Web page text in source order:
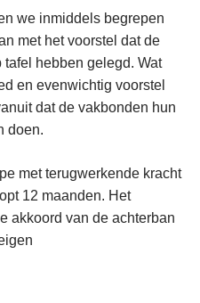
we inmiddels begrepen
met het voorstel dat de
hebben gelegd. Wat
en evenwichtig voorstel
dat de vakbonden hun
doen.
met terugwerkende kracht
12 maanden. Het
akkoord van de achterban